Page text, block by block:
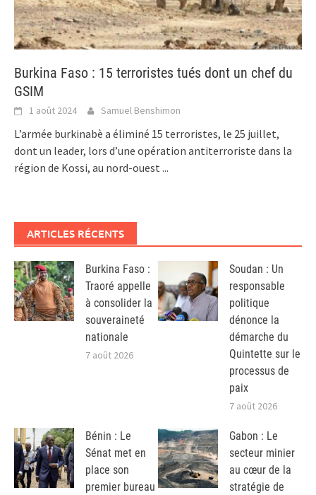
Burkina Faso : 15 terroristes tués dont un chef du
GSIM
1 août 2024 Samuel Benshimon
L’armée burkinabè a éliminé 15 terroristes, le 25 juillet,
dont un leader, lors d’une opération antiterroriste dans la
région de Kossi, au nord-ouest ...
ARTICLES RÉCENTS
Burkina Faso :
Traoré appelle
à consolider la
souveraineté
nationale
7 août 2026
Soudan : Un
responsable
politique
dénonce la
démarche du
Quintette sur le
processus de
paix
7 août 2026
Bénin : Le
Sénat met en
place son
premier bureau
Gabon : Le
secteur minier
au cœur de la
stratégie de